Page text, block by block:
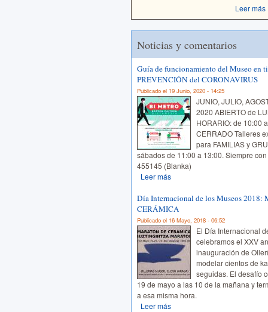
Leer más
Noticias y comentarios
Guía de funcionamiento del Museo en
PREVENCIÓN del CORONAVIRUS
Publicado el 19 Junio, 2020 - 14:25
JUNIO, JULIO,
2020 ABIERTO de
HORARIO: de 10:00
CERRADO Talleres
para FAMILIAS y
sábados de 11:00 a 13:00. Siempre
455145 (Blanka)
Leer más
Día Internacional de los Museos
CERÁMICA
Publicado el 16 Mayo, 2018 - 06:52
El Día Internacional
celebramos el XXV
inauguración de
modelar cientos de
seguidas. El desafío
19 de mayo a las 10 de la mañana y
a esa misma hora.
Leer más